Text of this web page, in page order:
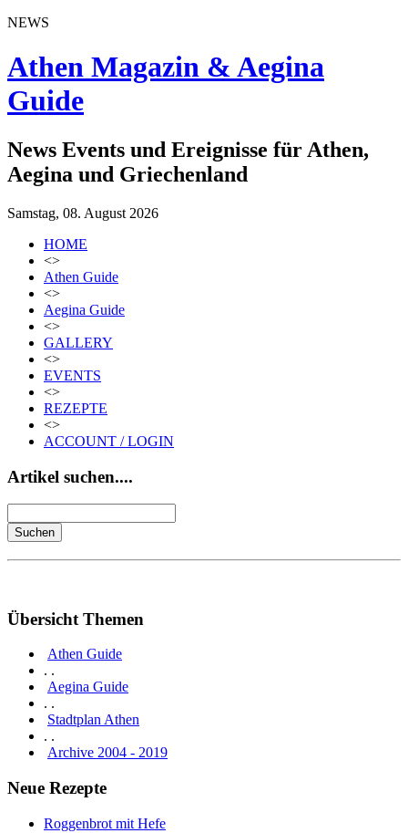
NEWS
Athen Magazin & Aegina
Guide
News Events und Ereignisse für Athen,
Aegina und Griechenland
Samstag, 08. August 2026
HOME
<>
Athen Guide
<>
Aegina Guide
<>
GALLERY
<>
EVENTS
<>
REZEPTE
<>
ACCOUNT / LOGIN
Artikel suchen....
Übersicht Themen
Athen Guide
. .
Aegina Guide
. .
Stadtplan Athen
. .
Archive 2004 - 2019
Neue Rezepte
Roggenbrot mit Hefe